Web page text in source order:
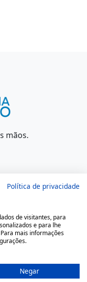
mãos.
Política de privacidade
de visitantes, para
e para lhe
mais informações
Negar